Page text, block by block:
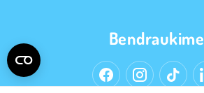
Bendraukime